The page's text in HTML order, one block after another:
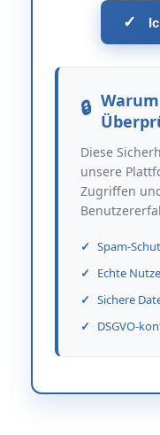
✓
Diese
unsere
Zugriffen
Spam-
Echte
Sichere
DSGVO-